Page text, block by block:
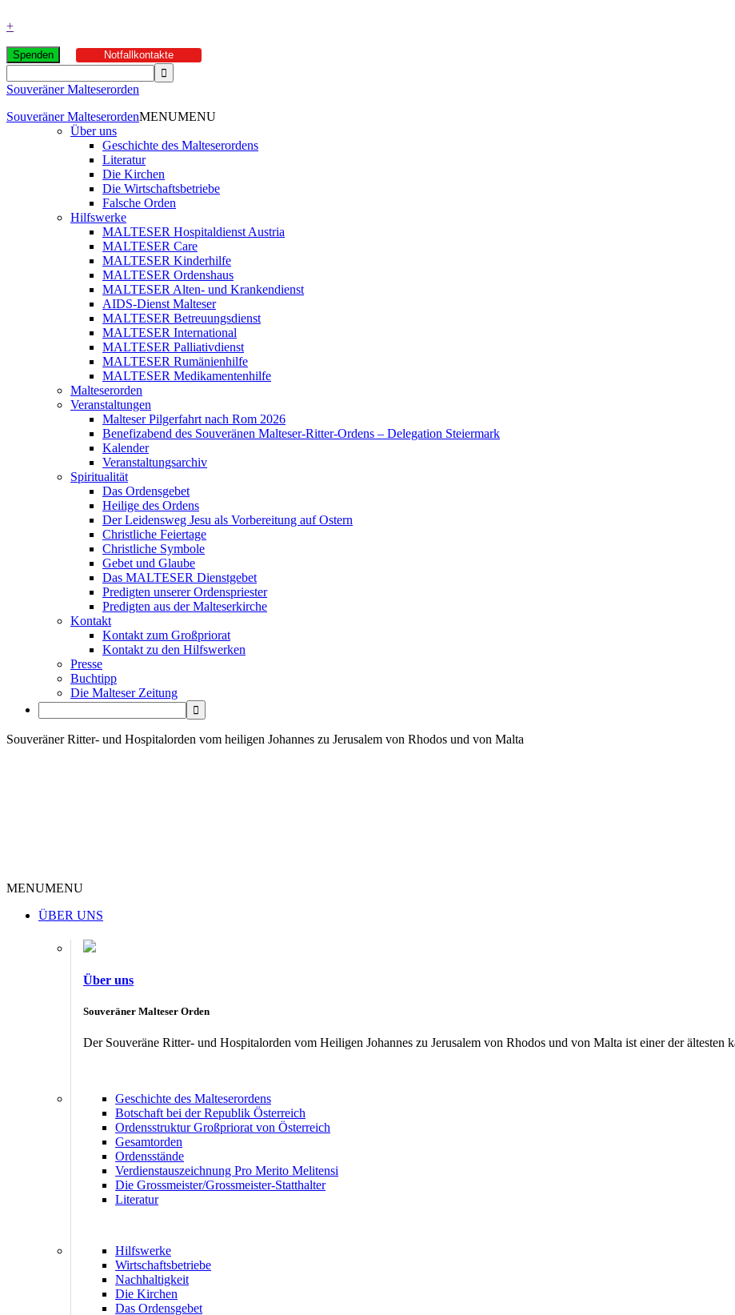
+
Spenden Notfallkontakte
Souveräner Malteserorden
Souveräner MalteserordenMENUMENU
Über uns
Geschichte des Malteserordens
Literatur
Die Kirchen
Die Wirtschaftsbetriebe
Falsche Orden
Hilfswerke
MALTESER Hospitaldienst Austria
MALTESER Care
MALTESER Kinderhilfe
MALTESER Ordenshaus
MALTESER Alten- und Krankendienst
AIDS-Dienst Malteser
MALTESER Betreuungsdienst
MALTESER International
MALTESER Palliativdienst
MALTESER Rumänienhilfe
MALTESER Medikamentenhilfe
Malteserorden
Veranstaltungen
Malteser Pilgerfahrt nach Rom 2026
Benefizabend des Souveränen Malteser-Ritter-Ordens – Delegation Steiermark
Kalender
Veranstaltungsarchiv
Spiritualität
Das Ordensgebet
Heilige des Ordens
Der Leidensweg Jesu als Vorbereitung auf Ostern
Christliche Feiertage
Christliche Symbole
Gebet und Glaube
Das MALTESER Dienstgebet
Predigten unserer Ordenspriester
Predigten aus der Malteserkirche
Kontakt
Kontakt zum Großpriorat
Kontakt zu den Hilfswerken
Presse
Buchtipp
Die Malteser Zeitung
Souveräner Ritter- und Hospitalorden vom heiligen Johannes zu Jerusalem von Rhodos und von Malta
MENUMENU
ÜBER UNS
Über uns
Souveräner Malteser Orden
Der Souveräne Ritter- und Hospitalorden vom Heiligen Johannes zu Jerusalem von Rhodos und von Malta ist einer der ältesten
Geschichte des Malteserordens
Botschaft bei der Republik Österreich
Ordensstruktur Großpriorat von Österreich
Gesamtorden
Ordensstände
Verdienstauszeichnung Pro Merito Melitensi
Die Grossmeister/Grossmeister-Statthalter
Literatur
Hilfswerke
Wirtschaftsbetriebe
Nachhaltigkeit
Die Kirchen
Das Ordensgebet